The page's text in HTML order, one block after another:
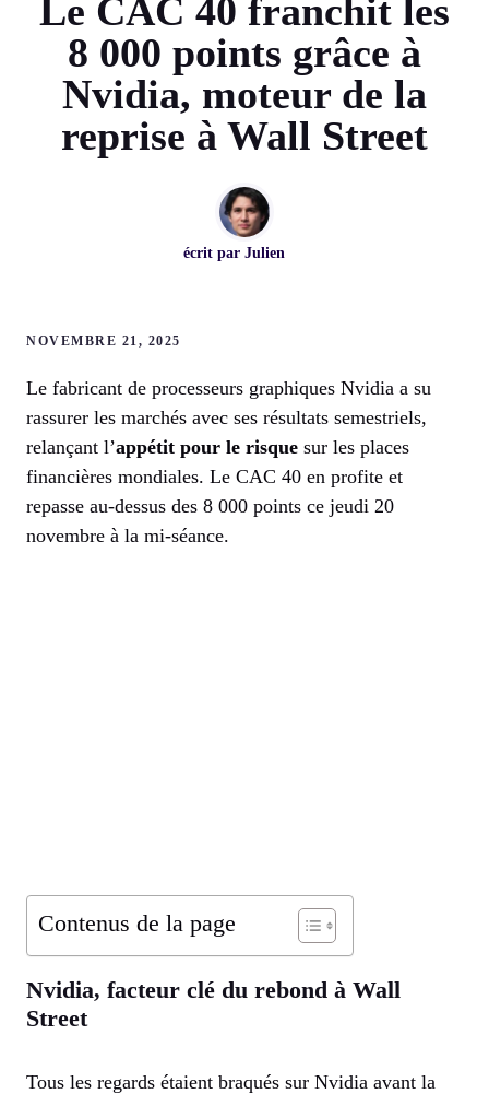
Le CAC 40 franchit les
8 000 points grâce à
Nvidia, moteur de la
reprise à Wall Street
écrit par Julien
NOVEMBRE 21, 2025
Le fabricant de processeurs graphiques Nvidia a su
rassurer les marchés avec ses résultats semestriels,
relançant l’appétit pour le risque sur les places
financières mondiales. Le CAC 40 en profite et
repasse au-dessus des 8 000 points ce jeudi 20
novembre à la mi-séance.
Contenus de la page
Nvidia, facteur clé du rebond à Wall
Street
Tous les regards étaient braqués sur Nvidia avant la